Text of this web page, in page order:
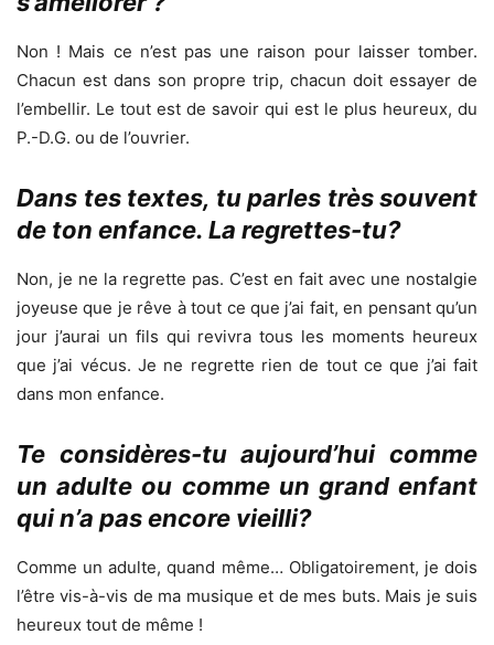
Non ! Mais ce n’est pas une raison pour laisser tomber.
Chacun est dans son propre trip, chacun doit essayer de
l’embellir. Le tout est de savoir qui est le plus heureux, du
P.-D.G. ou de l’ouvrier.
Dans tes textes, tu parles très souvent
de ton enfance. La regrettes-tu?
Non, je ne la regrette pas. C’est en fait avec une nostalgie
joyeuse que je rêve à tout ce que j’ai fait, en pensant qu’un
jour j’aurai un fils qui revivra tous les moments heureux
que j’ai vécus. Je ne regrette rien de tout ce que j’ai fait
dans mon enfance.
Te considères-tu aujourd’hui comme
un adulte ou comme un grand enfant
qui n’a pas encore vieilli?
Comme un adulte, quand même… Obligatoirement, je dois
l’être vis-à-vis de ma musique et de mes buts. Mais je suis
heureux tout de même !